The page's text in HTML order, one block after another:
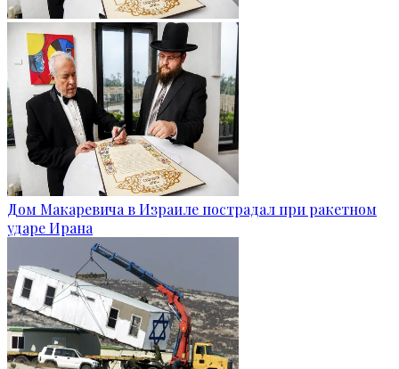
Дом Макаревича в Израиле пострадал при ракетном
ударе Ирана